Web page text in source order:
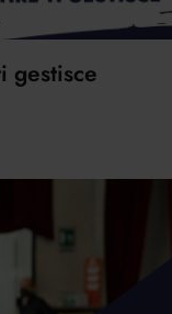
gestisce